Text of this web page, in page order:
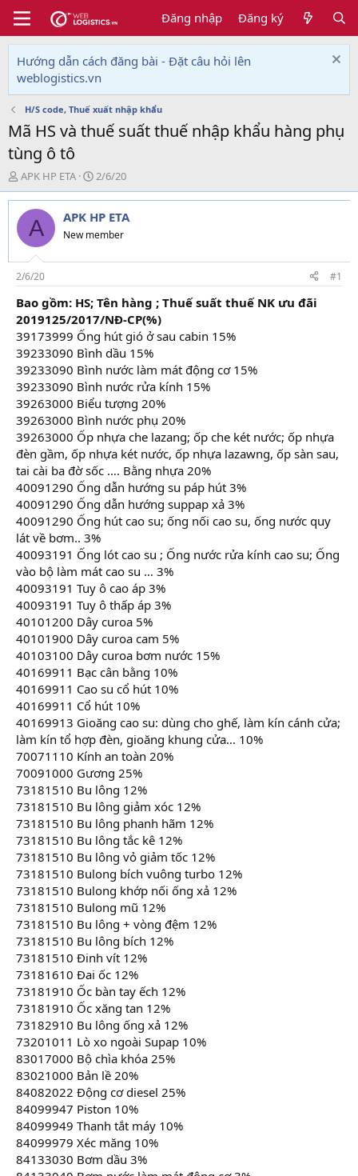
Đăng nhập Đăng ký
Hướng dẫn cách đăng bài - Đặt câu hỏi lên
weblogistics.vn
H/S code, Thuế xuất nhập khẩu
Mã HS và thuế suất thuế nhập khẩu hàng phụ
tùng ô tô
T
h
r
e
d
s
t
a
r
t
e
r
APK HP ETA
N
g
à
y
g
i
2/6/20
A APK HP ETA
New member
2/6/20 #1
Bao gồm: HS; Tên hàng ; Thuế suất thuế NK ưu đãi
2019125/2017/NĐ-CP(%)
39173999 Ống hút gió ở sau cabin 15%
39233090 Bình dầu 15%
39233090 Bình nước làm mát động cơ 15%
39233090 Bình nước rửa kính 15%
39263000 Biểu tượng 20%
39263000 Bình nước phụ 20%
39263000 Ốp nhựa che lazang; ốp che két nước; ốp nhựa
đèn gầm, ốp nhựa két nước, ốp nhựa lazawng, ốp sàn sau,
tai cài ba đờ sốc …. Bằng nhựa 20%
40091290 Ống dẫn hướng su páp hút 3%
40091290 Ống dẫn hướng suppap xả 3%
40091290 Ống hút cao su; ống nối cao su, ống nước quy
lát về bơm.. 3%
40093191 Ống lót cao su ; Ống nước rửa kính cao su; Ống
vào bộ làm mát cao su … 3%
40093191 Tuy ô cao áp 3%
40093191 Tuy ô thấp áp 3%
40101200 Dây curoa 5%
40101900 Dây curoa cam 5%
40103100 Dây curoa bơm nước 15%
40169911 Bạc cân bằng 10%
40169911 Cao su cổ hút 10%
40169911 Cổ hút 10%
40169913 Gioăng cao su: dùng cho ghế, làm kín cánh cửa;
làm kín tổ hợp đèn, gioăng khung cửa… 10%
70071110 Kính an toàn 20%
70091000 Gương 25%
73181510 Bu lông 12%
73181510 Bu lông giảm xóc 12%
73181510 Bu lông phanh hãm 12%
73181510 Bu lông tắc kê 12%
73181510 Bu lông vỏ giảm tốc 12%
73181510 Bulong bích vuông turbo 12%
73181510 Bulong khớp nối ống xả 12%
73181510 Bulong mũ 12%
73181510 Bu lông + vòng đệm 12%
73181510 Bu lông bích 12%
73181510 Đinh vít 12%
73181610 Đai ốc 12%
73181910 Ốc bàn tay ếch 12%
73181910 Ốc xăng tan 12%
73182910 Bu lông ống xả 12%
73201011 Lò xo ngoài Supap 10%
83017000 Bộ chìa khóa 25%
83021000 Bản lề 20%
84082022 Động cơ diesel 25%
84099947 Piston 10%
84099949 Thanh tắt máy 10%
84099979 Xéc măng 10%
84133030 Bơm dầu 3%